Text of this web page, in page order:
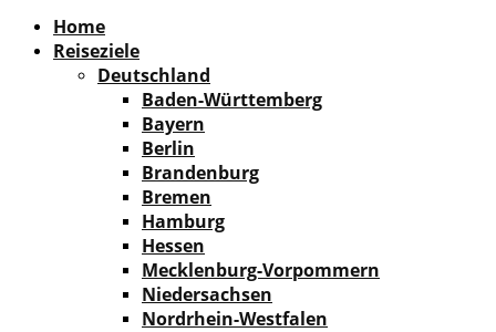
Home
Reiseziele
Deutschland
Baden-Württemberg
Bayern
Berlin
Brandenburg
Bremen
Hamburg
Hessen
Mecklenburg-Vorpommern
Niedersachsen
Nordrhein-Westfalen